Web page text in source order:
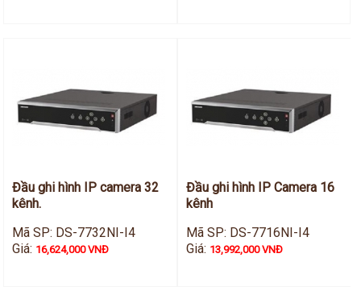
Đầu ghi hình IP camera 32
kênh.
Mã SP: DS-7732NI-I4
Giá: 16,624,000 VNĐ
Đầu ghi hình IP Camera 16
kênh
Mã SP: DS-7716NI-I4
Giá: 13,992,000 VNĐ